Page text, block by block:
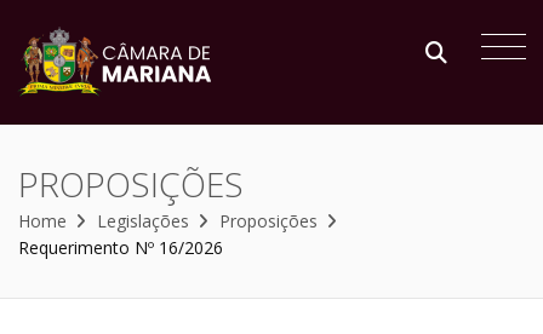
PROPOSIÇÕES
Home Legislações
Proposições
Requerimento Nº 16/2026